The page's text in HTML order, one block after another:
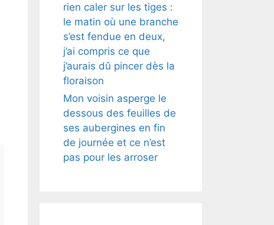
rien caler sur les tiges :
le matin où une branche
s’est fendue en deux,
j’ai compris ce que
j’aurais dû pincer dès la
floraison
Mon voisin asperge le
dessous des feuilles de
ses aubergines en fin
de journée et ce n’est
pas pour les arroser